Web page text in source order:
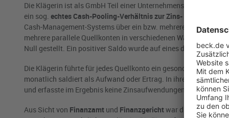
Die Klägerin ist als GmbH Teil einer Unternehmensgruppe mit
ein sog. echtes Cash-Pooling-Verhältnis zur Zins- und
Cash-Management-Systems über ein bzw. mehrere
mehrere parallele Quellkonten in verschiedenen Währungen
Null gestellt. Ein positiver Saldo wurde auf eines der
Zielkonten
Die Klägerin führte für jedes Quellkonto ein gesondertes
monatlich saldiert als Aufwand oder Ertrag. In ihrem
und erfasste im Ergebnis keine Zinsaufwendungen.
Aus Sicht von Finanzamt und Finanzgerichtwar die Saldierung